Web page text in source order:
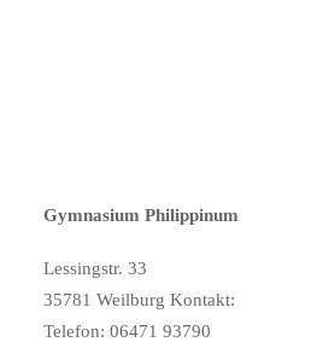
Gymnasium Philippinum
Lessingstr. 33
35781 Weilburg Kontakt:
Telefon: 06471 93790